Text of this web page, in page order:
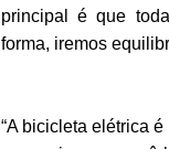
principal é que
forma, iremos
“A bicicleta elétrica